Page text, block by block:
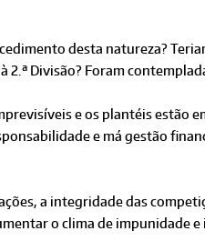
desta natureza?
2.ª Divisão? Foram
e os plantéis estão
e má gestão
a integridade das
o clima de impunidade